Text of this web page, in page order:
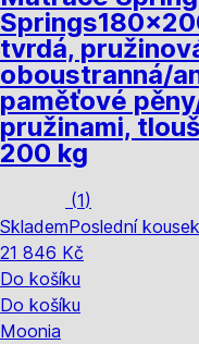
Springs
tvrdá,
oboustranná/
paměťové
pružinami,
200 kg
(1)
SklademPoslední kousek
21 846 Kč
Do košíku
Do košíku
Moonia